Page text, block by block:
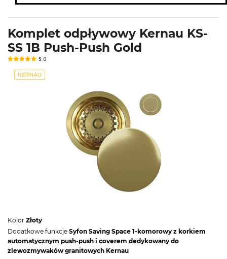
Komplet odpływowy Kernau KS-
SS 1B Push-Push Gold
5.0
Kolor Złoty
Dodatkowe funkcje Syfon Saving Space 1-komorowy z korkiem
automatycznym push-push i coverem dedykowany do
zlewozmywaków granitowych Kernau